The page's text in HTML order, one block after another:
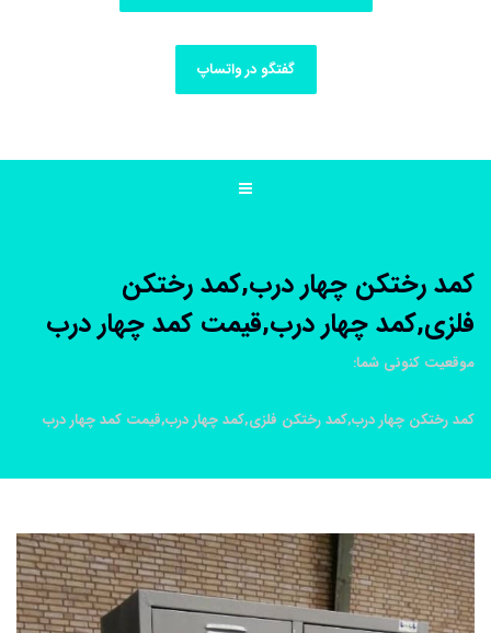
گفتگو در واتساپ
کمد رختکن چهار درب,کمد رختکن
فلزی,کمد چهار درب,قیمت کمد چهار درب
موقعیت کنونی شما:
کمد رختکن چهار درب,کمد رختکن فلزی,کمد چهار درب,قیمت کمد چهار درب